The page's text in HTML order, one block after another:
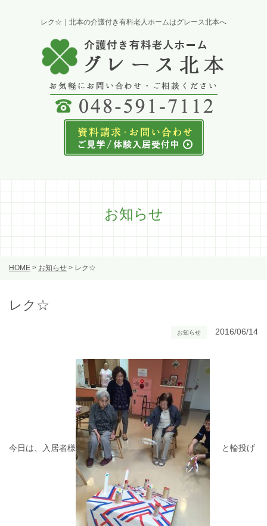
レク☆｜北本の介護付き有料老人ホームはグレース北本へ
お知らせ
HOME > お知らせ > レク☆
レク☆
お知らせ 2016/06/14
今日は、入居者様 と輪投げ